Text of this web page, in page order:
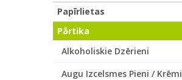
Papīrlietas
Pārtika
Alkoholiskie Dzērieni
Augu Izcelsmes Pieni / Krēmi